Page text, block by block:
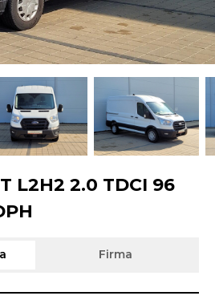
L2H2 2.0 TDCI 96
Firma